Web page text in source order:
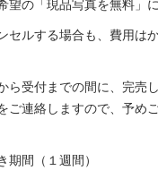
の「現品写真を無料」に
ルする場合も、費用はか
ら受付までの間に、完売
連絡しますので、予めご
期間（１週間）